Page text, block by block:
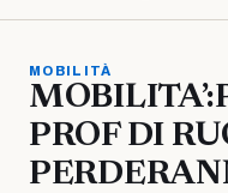
MOBILITÀ
PROF DI